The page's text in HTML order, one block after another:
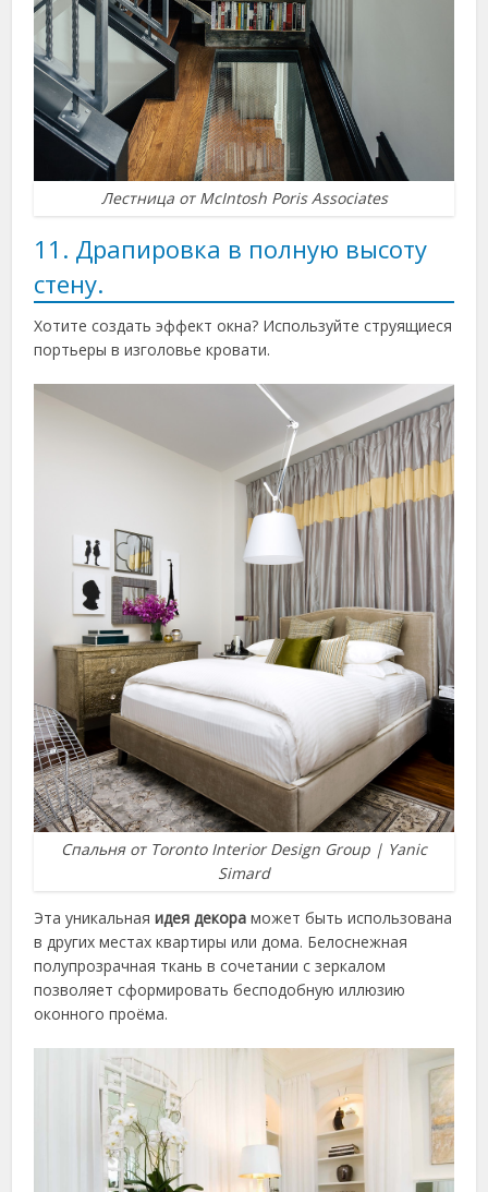
Лестница от McIntosh Poris Associates
11. Драпировка в полную высоту
стену.
Хотите создать эффект окна? Используйте струящиеся
портьеры в изголовье кровати.
Спальня от Toronto Interior Design Group | Yanic
Simard
Эта уникальнаяидея декора может быть использована
в других местах квартиры или дома. Белоснежная
полупрозрачная ткань в сочетании с зеркалом
позволяет сформировать бесподобную иллюзию
оконного проёма.